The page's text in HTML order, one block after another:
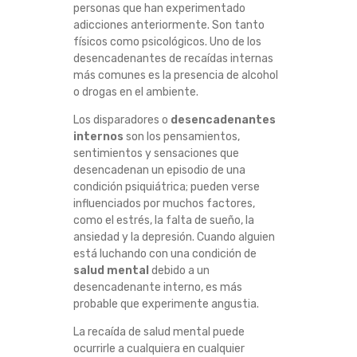
personas que han experimentado
adicciones anteriormente. Son tanto
físicos como psicológicos. Uno de los
desencadenantes de recaídas internas
más comunes es la presencia de alcohol
o drogas en el ambiente.
Los disparadores o desencadenantes
internos son los pensamientos,
sentimientos y sensaciones que
desencadenan un episodio de una
condición psiquiátrica; pueden verse
influenciados por muchos factores,
como el estrés, la falta de sueño, la
ansiedad y la depresión. Cuando alguien
está luchando con una condición de
salud mental debido a un
desencadenante interno, es más
probable que experimente angustia.
La recaída de salud mental puede
ocurrirle a cualquiera en cualquier